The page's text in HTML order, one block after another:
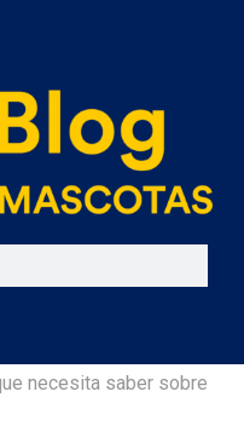
necesita saber sobre